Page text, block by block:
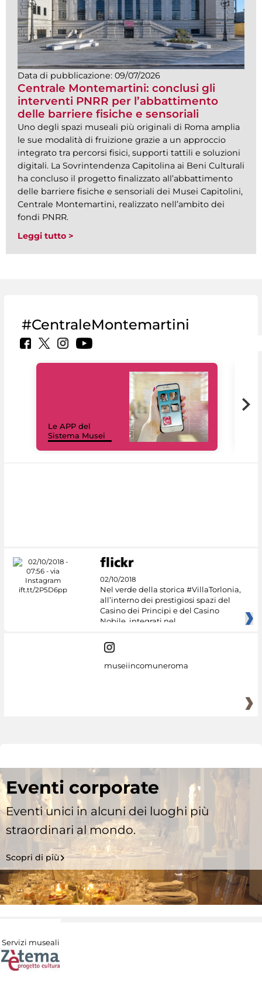
Data di pubblicazione: 09/07/2026
Centrale Montemartini: conclusi gli
interventi PNRR per l’abbattimento
delle barriere fisiche e sensoriali
Uno degli spazi museali più originali di Roma amplia
le sue modalità di fruizione grazie a un approccio
integrato tra percorsi fisici, supporti tattili e soluzioni
digitali. La Sovrintendenza Capitolina ai Beni Culturali
ha concluso il progetto finalizzato all’abbattimento
delle barriere fisiche e sensoriali dei Musei Capitolini,
Centrale Montemartini, realizzato nell’ambito dei
fondi PNRR.
Leggi tutto >
#CentraleMontemartini
Le APP del
Sistema Musei
02/10/2018
Nel verde della storica #VillaTorlonia,
all’interno dei prestigiosi spazi del
Casino dei Principi e del Casino
Nobile, integrati nel
museiincomuneroma
Eventi corporate
Eventi unici in alcuni dei luoghi più
straordinari al mondo.
Scopri di più
Servizi museali